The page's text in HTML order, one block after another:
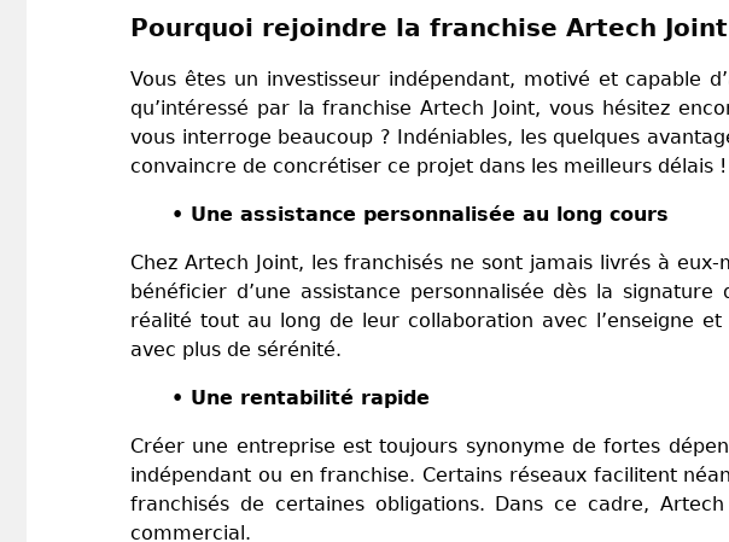
Pourquoi rejoindre la franchise Artech
Vous êtes un investisseur indépendant, motivé et capable
qu’intéressé par la franchise Artech Joint, vous hésitez
vous interroge beaucoup ? Indéniables, les quelques
convaincre de concrétiser ce projet dans les meilleurs délais !
• Une assistance personnalisée au long cours
Chez Artech Joint, les franchisés ne sont jamais livrés à
bénéficier d’une assistance personnalisée dès la
réalité tout au long de leur collaboration avec l’enseigne
avec plus de sérénité.
• Une rentabilité rapide
Créer une entreprise est toujours synonyme de fortes
indépendant ou en franchise. Certains réseaux facilitent
franchisés de certaines obligations. Dans ce cadre,
commercial.